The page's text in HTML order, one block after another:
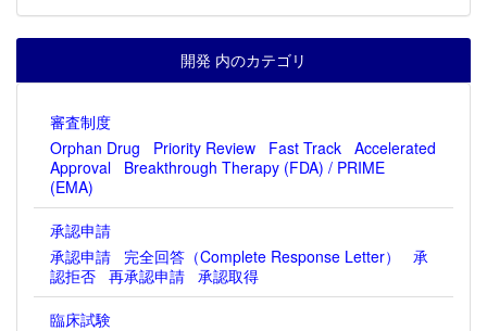
開発 内のカテゴリ
審査制度
Orphan Drug
Priority Review Fast Track Accelerated
Approval
Breakthrough Therapy (FDA) / PRIME
(EMA)
承認申請
承認申請
完全回答（Complete Response Letter）
承
認拒否 再承認申請 承認取得
臨床試験